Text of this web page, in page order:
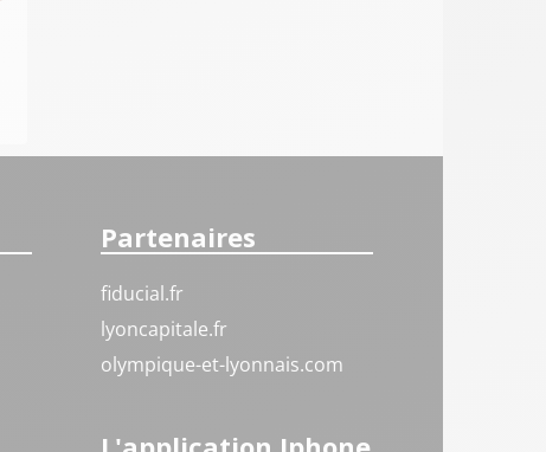
Partenaires
fiducial.fr
lyoncapitale.fr
olympique-et-lyonnais.com